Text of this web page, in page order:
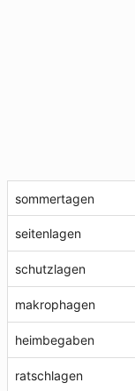
sommertagen
seitenlagen
schutzlagen
makrophagen
heimbegaben
ratschlagen